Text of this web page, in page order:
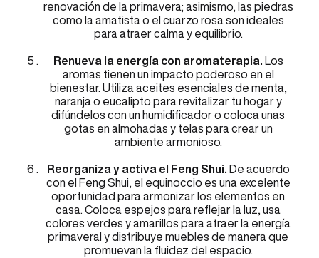
renovación de la primavera; asimismo, las piedras
como la amatista o el cuarzo rosa son ideales
para atraer calma y equilibrio.
Renueva la energía con aromaterapia.
Los
aromas tienen un impacto poderoso en el
bienestar. Utiliza aceites esenciales de menta,
naranja o eucalipto para revitalizar tu hogar y
difúndelos con un humidificador o coloca unas
gotas en almohadas y telas para crear un
ambiente armonioso.
Reorganiza y activa el Feng Shui. De acuerdo
con el Feng Shui, el equinoccio es una excelente
oportunidad para armonizar los elementos en
casa. Coloca espejos para reflejar la luz, usa
colores verdes y amarillos para atraer la energía
primaveral y distribuye muebles de manera que
promuevan la fluidez del espacio.